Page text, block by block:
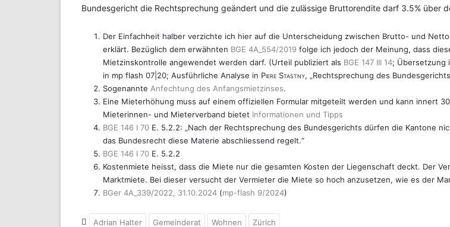
Bundesgericht die Rechtsprechung geändert und die zulässige Bruttorendite darf 3.5% über
Der Einfachheit halber verzichte ich hier auf die Unterscheidung zwischen Brutto- und
erklärt. Bezüglich dem erwähnten BGE 4A_554/2019 folge ich jedoch der Meinung, dass
Mietzinskontrolle angewendet werden darf. (Urteil publiziert als BGE 147 III 14; Übersetzung
in mp flash 07|20; Ausführliche Analyse in Piere Stastny, „Rechtsprechung des
Sogenannte Anfechtung des Anfangsmietzinses.
Eine Mieterhöhung muss auf einem offiziellen Formular mitgeteilt werden und kann innert
Mieterinnen- und Mieterverband bietet Informationen und Tipps
BGE 146 I 70 E. 5.2.2: „Nach der Rechtsprechung des Bundesgerichts dürfen die Kantone
das Bundesrecht diese Materie abschliessend regelt.“
BGE 146 I 70 E. 5.2.2
Kostenmiete heisst, dass die Miete nur die gesamten Kosten der Liegenschaft deckt. Der
Marktmiete. Bei dieser versucht der Vermieter die Miete so hoch anzusetzen, wie es der
BGer 4A_339/2022, 31.10.2024 (mp-flash 9/2024)
Adrian Halter Gemeinderat Wohnen Zürich